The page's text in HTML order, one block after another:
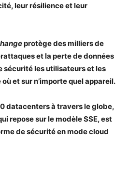
leur résilience et leur
protège des milliers de
et la perte de données
sécurité les utilisateurs et les
et sur n’importe quel appareil.
datacenters à travers le globe,
repose sur le modèle SSE, est
de sécurité en mode cloud